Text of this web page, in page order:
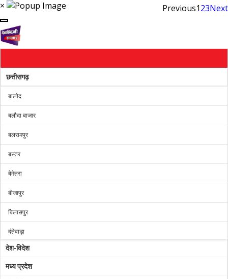
×
छत्तीसगढ़
बालोद
बलौदा बाजार
बलरामपुर
बस्तर
बेमेतरा
बीजापुर
बिलासपुर
दंतेवाड़ा
धमतरी
दुर्ग
देश-विदेश
मध्य प्रदेश
Previous123Next